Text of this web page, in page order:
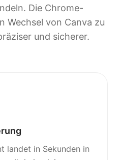
Die Chrome-
Wechsel von Canva zu
und sicherer.
landet in Sekunden in